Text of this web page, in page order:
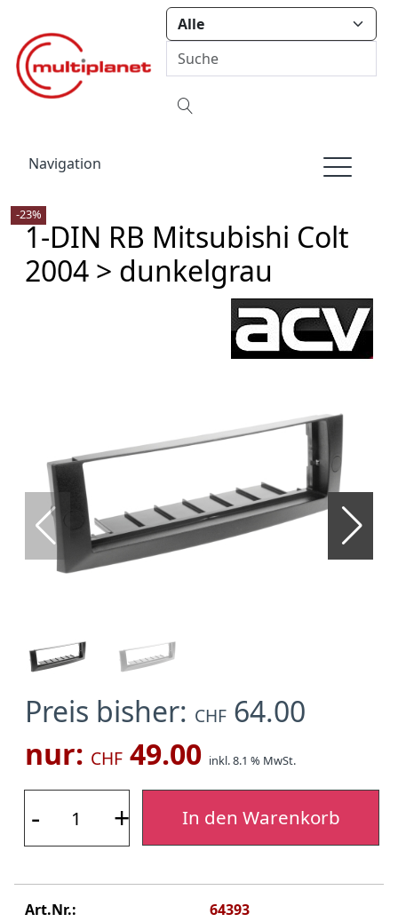
Navigation
1-DIN RB Mitsubishi Colt
2004 > dunkelgrau
-23%
Preis bisher: CHF 64.00
nur: CHF 49.00 inkl. 8.1 % MwSt.
- + In den Warenkorb
Art.Nr.:
64393